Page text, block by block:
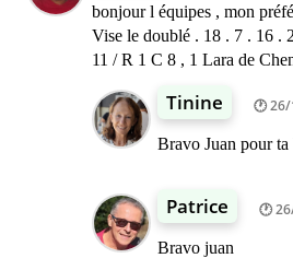
bonjour l équipes , mon
Vise le doublé . 18 . 7 . 16 .
11 / R 1 C 8 , 1 Lara de
Tinine 26/
Bravo Juan pour ta
Patrice
Bravo juan